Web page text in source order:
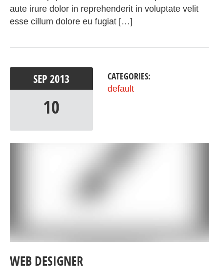
aute irure dolor in reprehenderit in voluptate velit
esse cillum dolore eu fugiat […]
SEP 2013
10
CATEGORIES:
default
WEB DESIGNER